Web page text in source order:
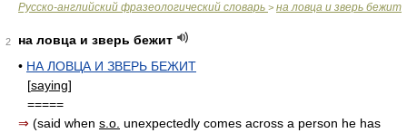
Русско-английский фразеологический словарь > на ловца и зверь бежит
2
на ловца и зверь бежит
• НА ЛОВЦА И ЗВЕРЬ БЕЖИТ
[saying]
=====
⇒ (said when s.o. unexpectedly comes across a person he has